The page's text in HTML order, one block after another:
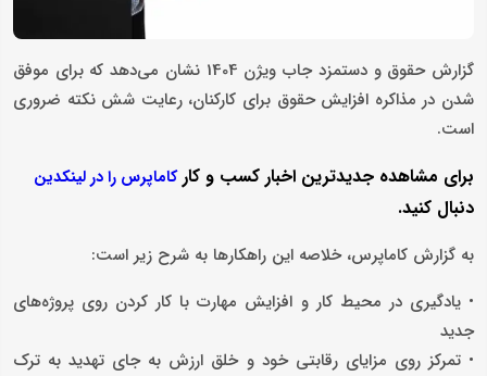
گزارش حقوق و دستمزد جاب ویژن 1404 نشان می‌دهد که برای موفق
شدن در مذاکره افزایش حقوق برای کارکنان، رعایت شش نکته ضروری
است.
برای مشاهده جدیدترین اخبار کسب و کارکاماپرس را در لینکدین
دنبال کنید.
به گزارش کاماپرس، خلاصه این راهکارها به شرح زیر است:
• یادگیری در محیط کار و افزایش مهارت با کار کردن روی پروژه‌های
جدید
• تمرکز روی مزایای رقابتی خود و خلق ارزش به جای تهدید به ترک